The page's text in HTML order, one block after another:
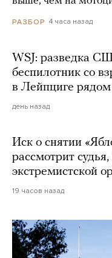
РАЗБОР 4 часа назад
WSJ: разведка
беспилотник со
в Лейпциге
день назад
Иск о снятии
рассмотрит
экстремистской
19 часов назад